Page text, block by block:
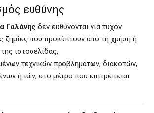
ευθύνης
Γαλάνης δεν ευθύνονται για τυχόν
ζημίες που προκύπτουν από τη χρήση ή
ιστοσελίδας,
τεχνικών προβλημάτων, διακοπών,
ή ιών, στο μέτρο που επιτρέπεται